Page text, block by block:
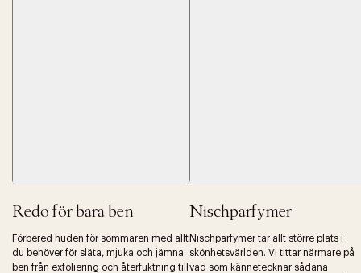
Redo för bara ben
Förbered huden för sommaren med allt
du behöver för släta, mjuka och jämna
ben från exfoliering och återfuktning till
Nischparfymer
Nischparfymer tar allt större plats i
skönhetsvärlden. Vi tittar närmare på
vad som kännetecknar sådana